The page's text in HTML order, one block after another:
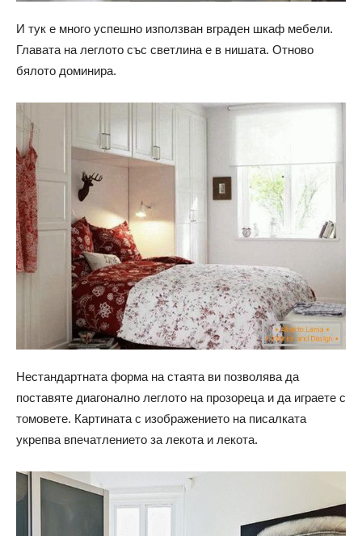
И тук е много успешно използван вграден шкаф мебели.
Главата на леглото със светлина е в нишата. Отново
бялото доминира.
Нестандартната форма на стаята ви позволява да
поставяте диагонално леглото на прозореца и да играете с
томовете. Картината с изображението на писалката
укрепва впечатлението за лекота и лекота.